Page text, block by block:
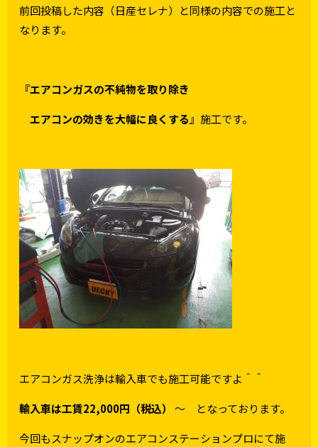
前回投稿した内容（日産セレナ）と同様の内容での施工と
なります。
『エアコンガスの不純物を取り除き
エアコンの効きを大幅に良くする』施工です。
エアコンガス洗浄は輸入車でも施工可能ですよ＾＾
輸入車は工賃22,000円（税込）
～ となっております。
今回もスナップオンのエアコンステーションプロにて施